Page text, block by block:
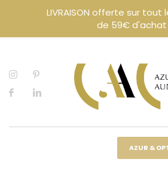
AZUR &
LIVRAISON offerte sur tout
de 59€ d'achat